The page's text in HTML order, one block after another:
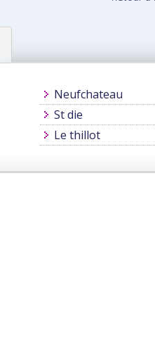
Neufchateau
St die
Le thillot